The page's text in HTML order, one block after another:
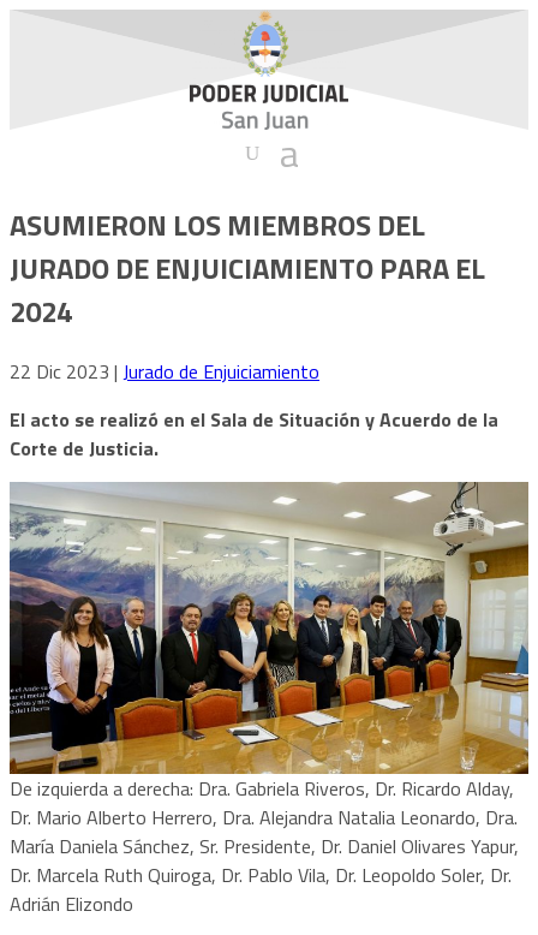
ASUMIERON LOS MIEMBROS DEL
JURADO DE ENJUICIAMIENTO PARA EL
2024
22 Dic 2023 | Jurado de Enjuiciamiento
El acto se realizó en el Sala de Situación y Acuerdo de la
Corte de Justicia.
De izquierda a derecha: Dra. Gabriela Riveros, Dr. Ricardo Alday,
Dr. Mario Alberto Herrero, Dra. Alejandra Natalia Leonardo, Dra.
María Daniela Sánchez, Sr. Presidente, Dr. Daniel Olivares Yapur,
Dr. Marcela Ruth Quiroga, Dr. Pablo Vila, Dr. Leopoldo Soler, Dr.
Adrián Elizondo